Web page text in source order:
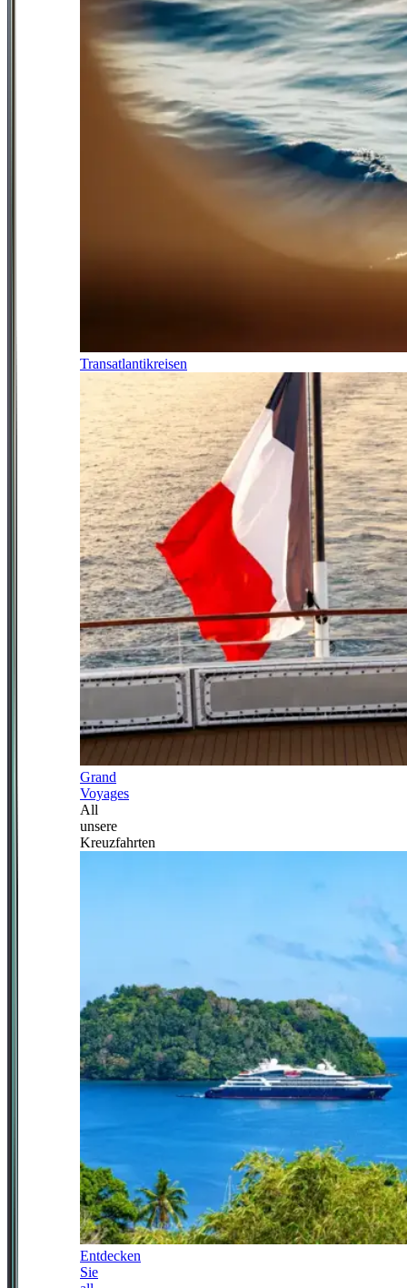
Transatlantikreisen
Grand
Voyages
All
unsere
Kreuzfahrten
Entdecken
Sie